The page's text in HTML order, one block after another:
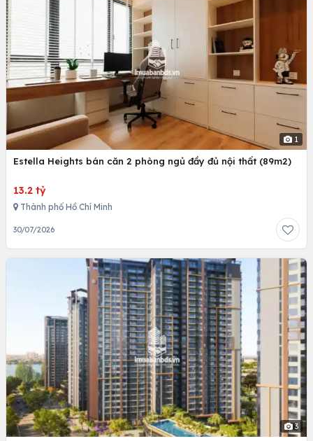
1
Estella Heights bán căn 2 phòng ngủ đầy đủ nội thất (89m2)
13.2 tỷ
Thành phố Hồ Chí Minh
30/07/2026
3